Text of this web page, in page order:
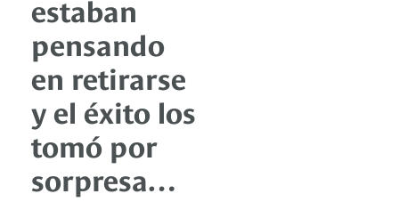
estaban
pensando
en retirarse
y el éxito los
tomó por
sorpresa…